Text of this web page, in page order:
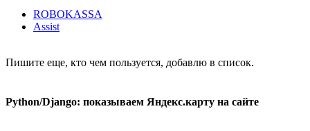
ROBOKASSA
Assist
Пишите еще, кто чем пользуется, добавлю в список.
Python/Django: показываем Яндекс.карту на сайте